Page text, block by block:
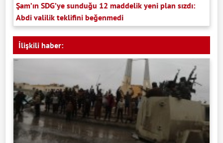
Şam’ın SDG’ye sunduğu 12 maddelik yeni plan sızdı:
Abdi valilik teklifini beğenmedi
İlişkili haber: